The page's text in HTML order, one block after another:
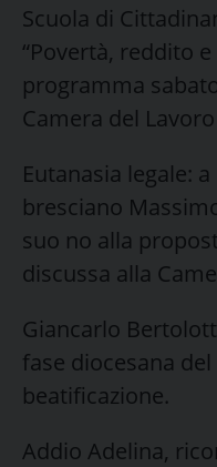
Scuola di
“Povertà, reddito
programma
Camera del
Eutanasia legale:
bresciano
suo no alla
discussa alla
Giancarlo
fase diocesana
beatificazione.
Addio Adelina,